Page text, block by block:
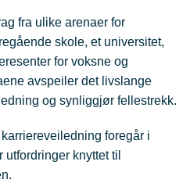
fra ulike arenaer for
skole, et universitet,
for voksne og
avspeiler det livslange
og synliggjør fellestrekk.
foregår i
knyttet til